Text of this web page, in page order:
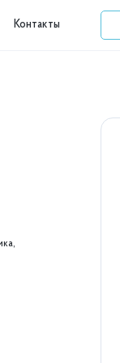
Контакты